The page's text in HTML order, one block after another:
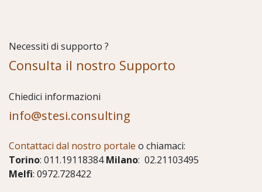
Necessiti di supporto ?
Consulta il nostro Supporto
Chiedici informazioni
info@stesi.consulting
Contattaci dal nostro portale o chiamaci:
Torino: 011.19118384Milano: 02.21103495
Melfi: 0972.728422